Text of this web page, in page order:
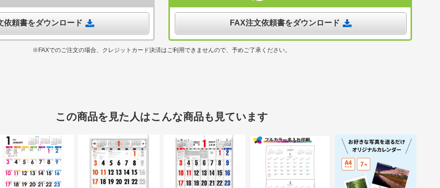
依頼書をダウンロード FAX注文依頼書をダウンロード
※FAXでのご注文の場合、クレジットカード決済はご利用できませんので、予めご了承ください。
この商品を見た人はこんな商品も見ています